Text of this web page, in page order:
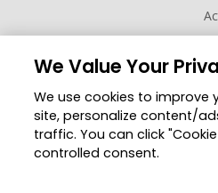
Zona de Miembros
Blog
We Value Your
We use cookies to improve
site, personalize content/
traffic. You can click
controlled consent.